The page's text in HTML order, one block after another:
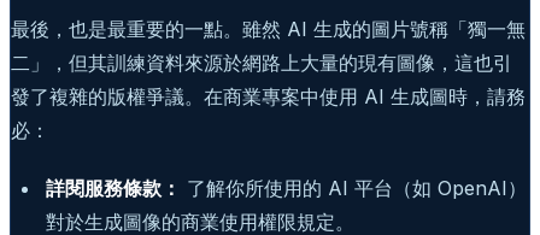
最後，也是最重要的一點。雖然 AI 生成的圖片號稱「獨一無
二」，但其訓練資料來源於網路上大量的現有圖像，這也引
發了複雜的版權爭議。在商業專案中使用 AI 生成圖時，請務
必：
詳閱服務條款： 了解你所使用的 AI 平台（如 OpenAI）
對於生成圖像的商業使用權限規定。